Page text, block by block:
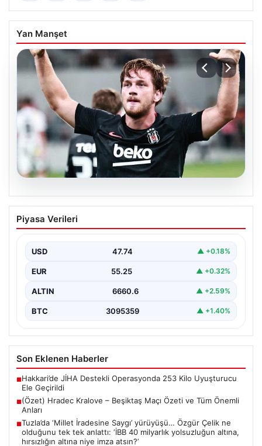
Yan Manşet
(Özet) Hradec Kralove – Beşiktaş Maçı
Özeti ve Tüm Önemli Anları
Piyasa Verileri
USD 47.74 ▲ +0.18%
EUR 55.25 ▲ +0.32%
ALTIN 6660.6 ▲ +2.59%
BTC 3095359 ▲ +1.40%
Son Eklenen Haberler
■Hakkari’de JİHA Destekli Operasyonda 253 Kilo Uyuşturucu
Ele Geçirildi
■(Özet) Hradec Kralove – Beşiktaş Maçı Özeti ve Tüm Önemli
Anları
■Tuzla’da ‘Millet İradesine Saygı’ yürüyüşü… Özgür Çelik ne
olduğunu tek tek anlattı: ‘İBB 40 milyarlık yolsuzluğun altına,
hırsızlığın altına niye imza atsın?’